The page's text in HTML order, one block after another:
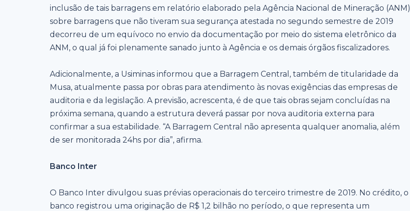
inclusão de tais barragens em relatório elaborado pela Agência Nacional de Mineração (ANM)
sobre barragens que não tiveram sua segurança atestada no segundo semestre de 2019
decorreu de um equívoco no envio da documentação por meio do sistema eletrônico da
ANM, o qual já foi plenamente sanado junto à Agência e os demais órgãos fiscalizadores.
Adicionalmente, a Usiminas informou que a Barragem Central, também de titularidade da
Musa, atualmente passa por obras para atendimento às novas exigências das empresas de
auditoria e da legislação. A previsão, acrescenta, é de que tais obras sejam concluídas na
próxima semana, quando a estrutura deverá passar por nova auditoria externa para
confirmar a sua estabilidade. “A Barragem Central não apresenta qualquer anomalia, além
de ser monitorada 24hs por dia”, afirma.
Banco Inter
O Banco Inter divulgou suas prévias operacionais do terceiro trimestre de 2019. No crédito, o
banco registrou uma originação de R$ 1,2 bilhão no período, o que representa um